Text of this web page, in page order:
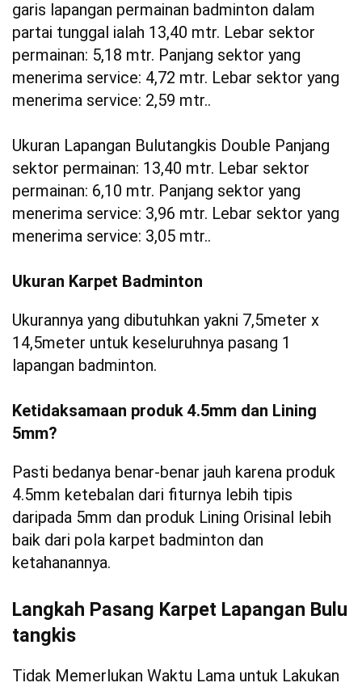
garis lapangan permainan badminton dalam
partai tunggal ialah 13,40 mtr. Lebar sektor
permainan: 5,18 mtr. Panjang sektor yang
menerima service: 4,72 mtr. Lebar sektor yang
menerima service: 2,59 mtr..
Ukuran Lapangan Bulutangkis Double Panjang
sektor permainan: 13,40 mtr. Lebar sektor
permainan: 6,10 mtr. Panjang sektor yang
menerima service: 3,96 mtr. Lebar sektor yang
menerima service: 3,05 mtr..
Ukuran Karpet Badminton
Ukurannya yang dibutuhkan yakni 7,5meter x
14,5meter untuk keseluruhnya pasang 1
lapangan badminton.
Ketidaksamaan produk 4.5mm dan Lining
5mm?
Pasti bedanya benar-benar jauh karena produk
4.5mm ketebalan dari fiturnya lebih tipis
daripada 5mm dan produk Lining Orisinal lebih
baik dari pola karpet badminton dan
ketahanannya.
Langkah Pasang Karpet Lapangan Bulu
tangkis
Tidak Memerlukan Waktu Lama untuk Lakukan